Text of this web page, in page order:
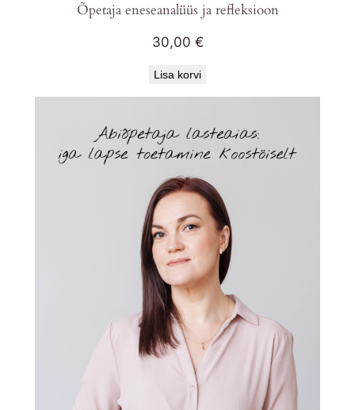
Õpetaja eneseanalüüs ja refleksioon
30,00 €
Lisa korvi